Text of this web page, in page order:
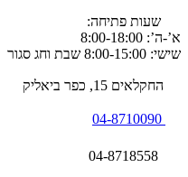
שעות פתיחה:
א’-ה’: 8:00-18:00
שישי: 8:00-15:00 שבת וחג סגור
החקלאים 15, כפר ביאליק